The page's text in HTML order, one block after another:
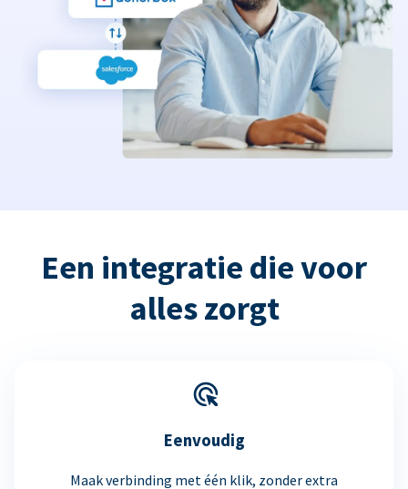
Een integratie die voor
alles zorgt
Eenvoudig
Maak verbinding met één klik, zonder extra